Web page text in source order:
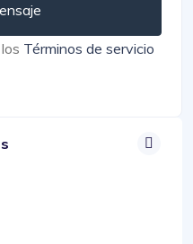
Términos de servicio